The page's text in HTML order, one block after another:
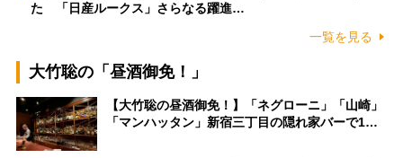
た 「日産ルークス」さらなる躍進…
一覧を見る
大竹聡の「昼酒御免！」
【大竹聡の昼酒御免！】「ネグローニ」「山崎」
「マンハッタン」新宿三丁目の隠れ家バーで1…